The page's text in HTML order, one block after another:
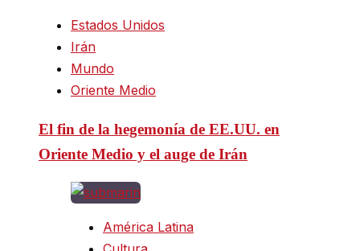
Estados Unidos
Irán
Mundo
Oriente Medio
El fin de la hegemonía de EE.UU. en
Oriente Medio y el auge de Irán
América Latina